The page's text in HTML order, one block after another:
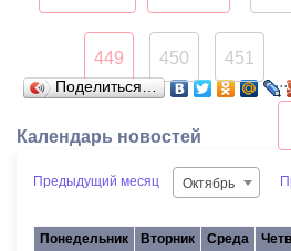
449 450
451
...
Поделиться…
Календарь новостей
Предыдущий месяц Октябрь
Понедельник Вторник Среда